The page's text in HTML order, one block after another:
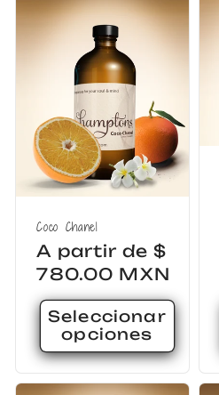
Coco Chanel
Precio
habitual
A partir de $
780.00 MXN
Seleccionar
opciones